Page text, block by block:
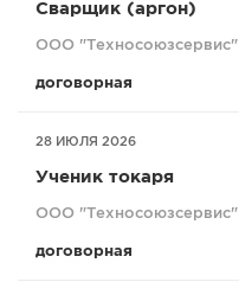
Сварщик (аргон)
ООО "Техносоюзсервис"
договорная
28 ИЮЛЯ 2026
Ученик токаря
ООО "Техносоюзсервис"
договорная